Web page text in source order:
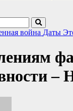
война Даты
–